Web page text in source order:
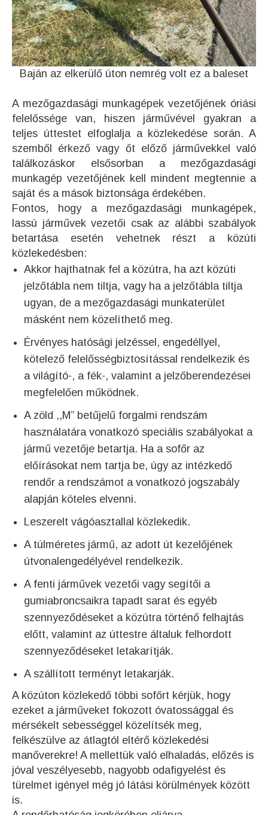
Baján az elkerülő úton nemrég volt ez a baleset
A mezőgazdasági munkagépek vezetőjének óriási
felelőssége van, hiszen járművével gyakran a
teljes úttestet elfoglalja a közlekedése során. A
szemből érkező vagy őt előző járművekkel való
találkozáskor elsősorban a mezőgazdasági
munkagép vezetőjének kell mindent megtennie a
saját és a mások biztonsága érdekében.
Fontos, hogy a mezőgazdasági munkagépek,
lassú járművek vezetői csak az alábbi szabályok
betartása esetén vehetnek részt a közúti
közlekedésben:
Akkor hajthatnak fel a közútra, ha azt közúti
jelzőtábla nem tiltja, vagy ha a jelzőtábla tiltja
ugyan, de a mezőgazdasági munkaterület
másként nem közelíthető meg.
Érvényes hatósági jelzéssel, engedéllyel,
kötelező felelősségbiztosítással rendelkezik és
a világító-, a fék-, valamint a jelzőberendezései
megfelelően működnek.
A zöld ,,M” betűjelű forgalmi rendszám
használatára vonatkozó speciális szabályokat a
jármű vezetője betartja. Ha a sofőr az
előírásokat nem tartja be, úgy az intézkedő
rendőr a rendszámot a vonatkozó jogszabály
alapján köteles elvenni.
Leszerelt vágóasztallal közlekedik.
A túlméretes jármű, az adott út kezelőjének
útvonalengedélyével rendelkezik.
A fenti járművek vezetői vagy segítői a
gumiabroncsaikra tapadt sarat és egyéb
szennyeződéseket a közútra történő felhajtás
előtt, valamint az úttestre általuk felhordott
szennyeződéseket letakarítják.
A szállított terményt letakarják.
A közúton közlekedő többi sofőrt kérjük, hogy
ezeket a járműveket fokozott óvatossággal és
mérsékelt sebességgel közelítsék meg,
felkészülve az átlagtól eltérő közlekedési
manőverekre! A mellettük való elhaladás, előzés is
jóval veszélyesebb, nagyobb odafigyelést és
türelmet igényel még jó látási körülmények között
is.